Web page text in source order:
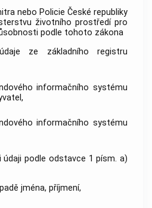
nebo Policie České republiky
životního prostředí pro
podle tohoto zákona
ze základního registru
informačního systému
informačního systému
údaji podle odstavce 1 písm. a)
jména, příjmení,